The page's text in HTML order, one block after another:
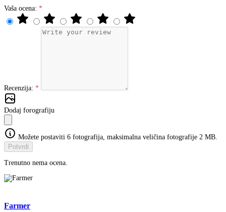
Vaša ocena:
Recenzija:
Dodaj forografiju
Možete postaviti 6 fotografija, maksimalna veličina fotografije 2 MB.
Potvrdi
Trenutno nema ocena.
Farmer